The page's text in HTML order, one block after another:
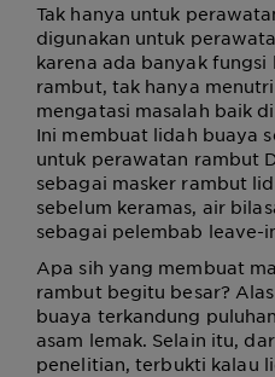
Tak hanya untuk
digunakan untuk
karena ada banyak
rambut, tak hanya
mengatasi masalah baik
Ini membuat lidah buaya
untuk perawatan rambut
sebagai masker rambut
sebelum keramas, air
sebagai pelembab leave-
Apa sih yang membuat
rambut begitu besar?
buaya terkandung
asam lemak. Selain itu,
penelitian, terbukti kalau